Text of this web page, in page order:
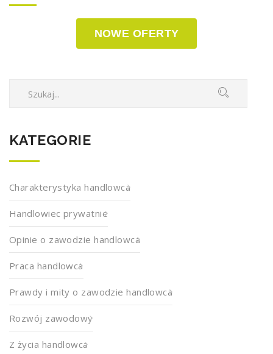
NOWE OFERTY
KATEGORIE
Charakterystyka handlowca
Handlowiec prywatnie
Opinie o zawodzie handlowca
Praca handlowca
Prawdy i mity o zawodzie handlowca
Rozwój zawodowy
Z życia handlowca